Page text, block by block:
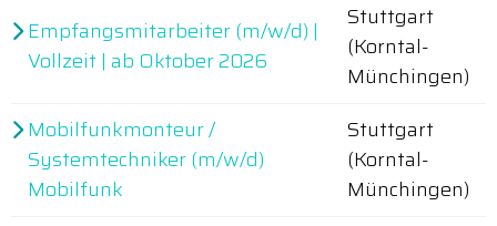
Empfangsmitarbeiter (m/w/d) |
Vollzeit | ab Oktober 2026
Stuttgart
(Korntal-
Münchingen)
Mobilfunkmonteur /
Systemtechniker (m/w/d)
Mobilfunk
Stuttgart
(Korntal-
Münchingen)